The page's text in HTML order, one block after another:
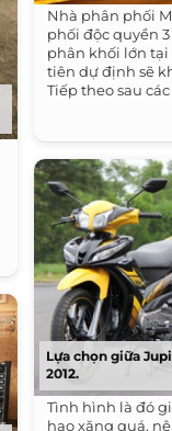
Nhà phân phối
phối độc quyền
phân khối lớn tại
tiên dự định sẽ
Tiếp theo sau
Lựa chọn giữa
2012.
Tình hình là đó
hao xăng quá,